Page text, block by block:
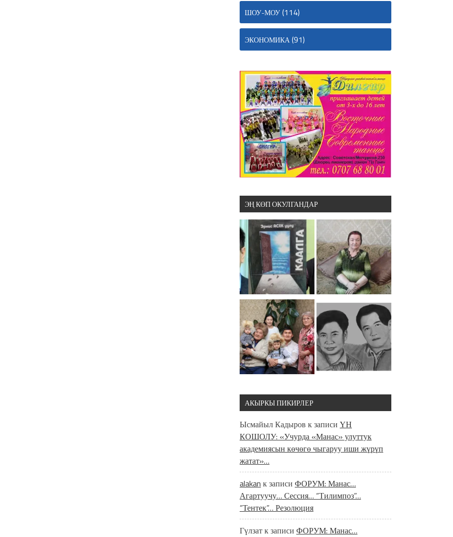
ШОУ-МОУ(114)
ЭКОНОМИКА(91)
ЭҢ КӨП ОКУЛГАНДАР
АКЫРКЫ ПИКИРЛЕР
Ысмайыл Кадыров к записи ҮН
КОШОЛУ: «Учурда «Манас» улуттук
академиясын көчөгө чыгаруу иши жүрүп
жатат»…
alakan к записи ФОРУМ: Манас…
Агартуучу… Сессия… “Тилимпоз”…
“Тентек”… Резолюция
Гүлзатк записи ФОРУМ: Манас…